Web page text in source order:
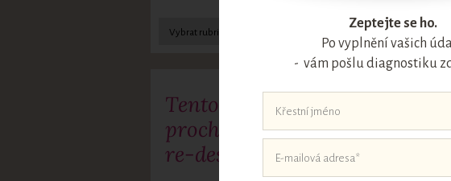
Tento web a blog
prochází zásadním
re-designem,
Zeptejte se ho.
Po vyplnění vašich
- vám pošlu diagnostiku